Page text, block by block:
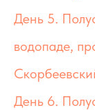
День 5.
водопаде,
День 6.